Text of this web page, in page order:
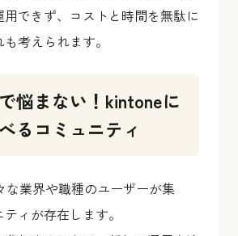
用できず、コストと時間を無駄に
考えられます。
悩まない！kintoneに
るコミュニティ
な業界や職種のユーザーが集
ィが存在します。